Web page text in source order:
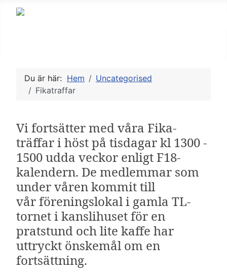
Du är här: Hem
Uncategorised
Fikatraffar
Vi fortsätter med våra Fika-
träffar i höst på tisdagar kl 1300 -
1500 udda veckor enligt F18-
kalendern. De medlemmar som
under våren kommit till
vår föreningslokal i gamla TL-
tornet i kanslihuset för en
pratstund och lite kaffe har
uttryckt önskemål om en
fortsättning.